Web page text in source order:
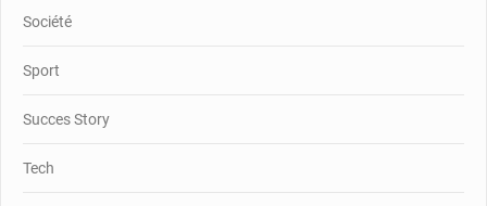
Société
Sport
Succes Story
Tech